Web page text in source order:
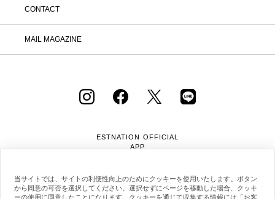
CONTACT
MAIL MAGAZINE
ESTNATION OFFICIAL
APP
当サイトでは、サイトの利便性向上のためにクッキーを使用いたします。ボタン
から同意の可否を選択してください。選択せずにページを移動した場合、クッキ
ーの使用に同意したことになります。クッキーを通じて収集する情報には「お客